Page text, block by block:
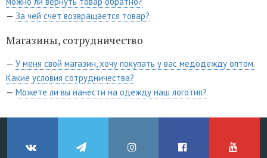
— За чей счет возвращается товар?
Магазины, сотрудничество
— У меня свой магазин, хочу покупать у вас медодежду оптом.
Какие условия сотрудничества?
— Можете ли вы нанести на одежду наш логотип?